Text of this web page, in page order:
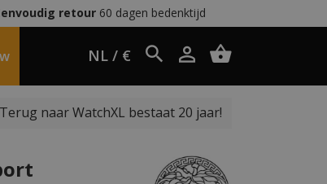
retour60 dagen bedenktijd
NL / €
Terug naar WatchXL bestaat 20 jaar!